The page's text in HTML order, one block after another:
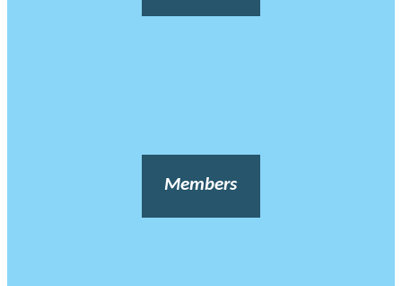
Members